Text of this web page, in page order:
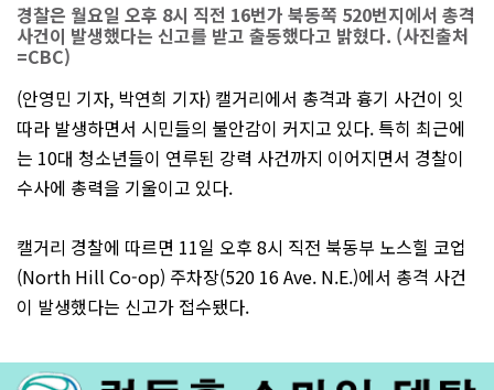
경찰은 월요일 오후 8시 직전 16번가 북동쪽 520번지에서 총격
사건이 발생했다는 신고를 받고 출동했다고 밝혔다. (사진출처
=CBC)
(안영민 기자, 박연희 기자) 캘거리에서 총격과 흉기 사건이 잇
따라 발생하면서 시민들의 불안감이 커지고 있다. 특히 최근에
는 10대 청소년들이 연루된 강력 사건까지 이어지면서 경찰이
수사에 총력을 기울이고 있다.
캘거리 경찰에 따르면 11일 오후 8시 직전 북동부 노스힐 코업
(North Hill Co-op) 주차장(520 16 Ave. N.E.)에서 총격 사건
이 발생했다는 신고가 접수됐다.